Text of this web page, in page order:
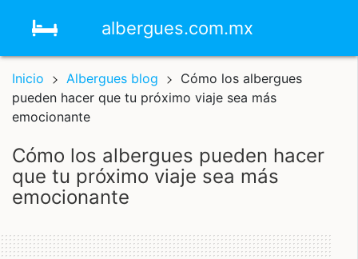
albergues.com.mx
Inicio Albergues blog
Cómo los albergues
pueden hacer que tu próximo viaje sea más
emocionante
cómo los albergues pueden hacer
que tu próximo viaje sea más
emocionante